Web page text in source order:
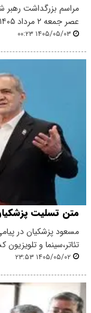
مراسم بزرگداشت رهبر
عصر جمعه ۲ مرداد ۱۴۰۵ با حضور خانواده رئیس‌جمهور…
۱۴۰۵/۰۵/۰۳ ۰۰:۲۳
متن تسلیت
مسعود پزشکیان در
تئاتر،سینما و
۱۴۰۵/۰۵/۰۲ ۲۳:۵۳